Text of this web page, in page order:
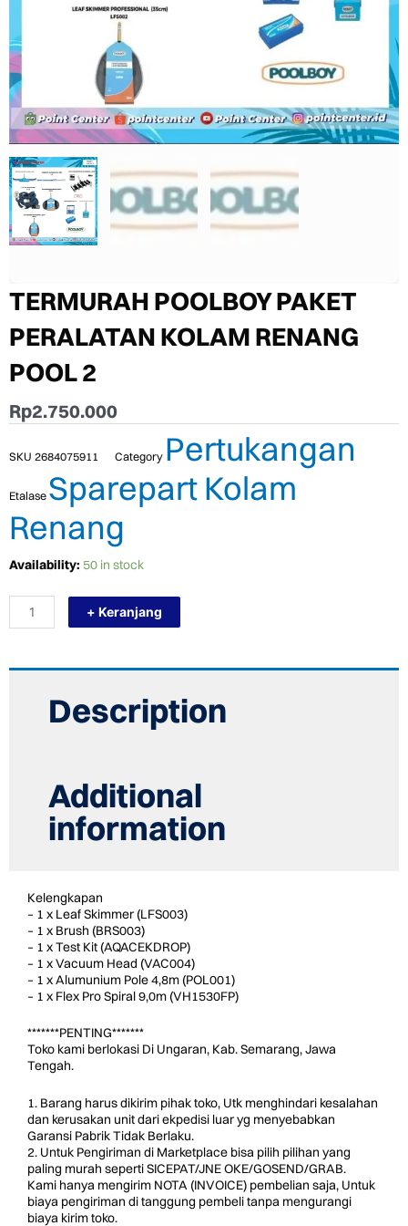
TERMURAH POOLBOY PAKET
PERALATAN KOLAM RENANG
POOL 2
Rp2.750.000
SKU 2684075911 Category Pertukangan
Etalase Sparepart Kolam
Renang
Availability: 50 in stock
TERMURAH
PAKET
PERALATAN
KOLAM
+ Keranjang
Description
Additional
information
Kelengkapan
– 1 x Leaf Skimmer (LFS003)
– 1 x Brush (BRS003)
– 1 x Test Kit (AQACEKDROP)
– 1 x Vacuum Head (VAC004)
– 1 x Alumunium Pole 4,8m (POL001)
– 1 x Flex Pro Spiral 9,0m (VH1530FP)
*******PENTING*******
Toko kami berlokasi Di Ungaran, Kab. Semarang, Jawa
Tengah.
1. Barang harus dikirim pihak toko, Utk menghindari kesalahan
dan kerusakan unit dari ekpedisi luar yg menyebabkan
Garansi Pabrik Tidak Berlaku.
2. Untuk Pengiriman di Marketplace bisa pilih pilihan yang
paling murah seperti SICEPAT/JNE OKE/GOSEND/GRAB.
Kami hanya mengirim NOTA (INVOICE) pembelian saja, Untuk
biaya pengiriman di tanggung pembeli tanpa mengurangi
biaya kirim toko.